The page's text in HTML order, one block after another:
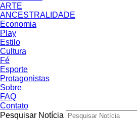
ARTE
ANCESTRALIDADE
Economia
Play
Estilo
Cultura
Fé
Esporte
Protagonistas
Sobre
FAQ
Contato
Pesquisar Notícia